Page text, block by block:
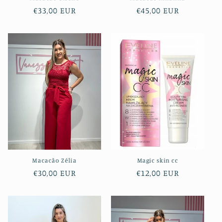
Preço
€33,00 EUR
Preço
€45,00 EUR
Macacão Zélia
Preço
€30,00 EUR
Magic skin cc
Preço
€12,00 EUR